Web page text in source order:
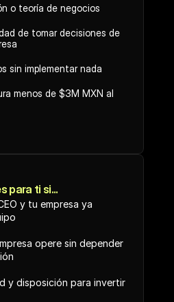
o teoría de negocios
de tomar decisiones de
sin implementar nada
menos de $3M MXN al
para ti si...
y tu empresa ya
opere sin depender
y disposición para invertir